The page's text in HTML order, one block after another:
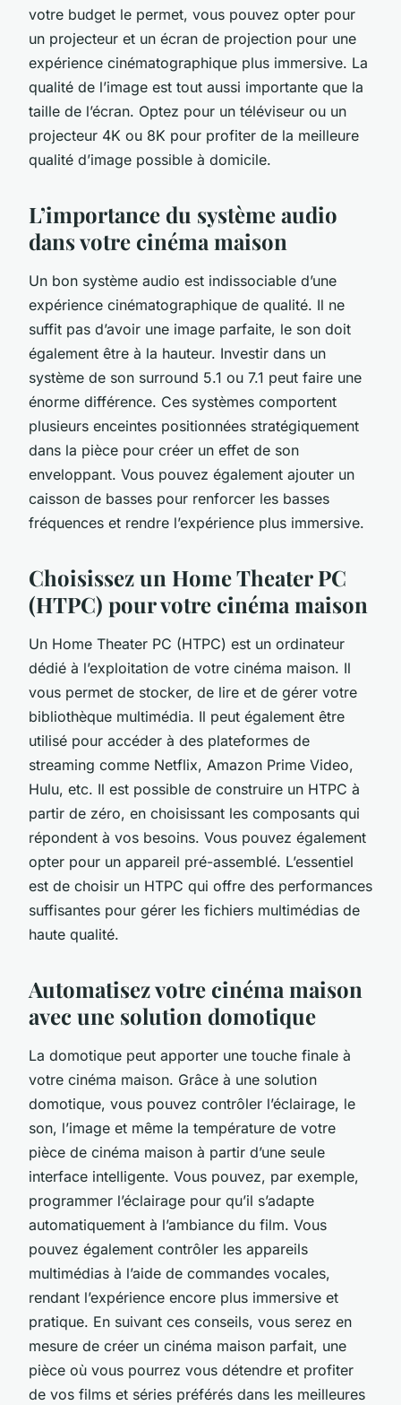
votre budget le permet, vous pouvez opter pour
un projecteur et un écran de projection pour une
expérience cinématographique plus immersive. La
qualité de l’image est tout aussi importante que la
taille de l’écran. Optez pour un téléviseur ou un
projecteur 4K ou 8K pour profiter de la meilleure
qualité d’image possible à domicile.
L’importance du système audio
dans votre cinéma maison
Un bon système audio est indissociable d’une
expérience cinématographique de qualité. Il ne
suffit pas d’avoir une image parfaite, le son doit
également être à la hauteur. Investir dans un
système de son surround 5.1 ou 7.1 peut faire une
énorme différence. Ces systèmes comportent
plusieurs enceintes positionnées stratégiquement
dans la pièce pour créer un effet de son
enveloppant. Vous pouvez également ajouter un
caisson de basses pour renforcer les basses
fréquences et rendre l’expérience plus immersive.
Choisissez un Home Theater PC
(HTPC) pour votre cinéma maison
Un Home Theater PC (HTPC) est un ordinateur
dédié à l’exploitation de votre cinéma maison. Il
vous permet de stocker, de lire et de gérer votre
bibliothèque multimédia. Il peut également être
utilisé pour accéder à des plateformes de
streaming comme Netflix, Amazon Prime Video,
Hulu, etc. Il est possible de construire un HTPC à
partir de zéro, en choisissant les composants qui
répondent à vos besoins. Vous pouvez également
opter pour un appareil pré-assemblé. L’essentiel
est de choisir un HTPC qui offre des performances
suffisantes pour gérer les fichiers multimédias de
haute qualité.
Automatisez votre cinéma maison
avec une solution domotique
La domotique peut apporter une touche finale à
votre cinéma maison. Grâce à une solution
domotique, vous pouvez contrôler l’éclairage, le
son, l’image et même la température de votre
pièce de cinéma maison à partir d’une seule
interface intelligente. Vous pouvez, par exemple,
programmer l’éclairage pour qu’il s’adapte
automatiquement à l’ambiance du film. Vous
pouvez également contrôler les appareils
multimédias à l’aide de commandes vocales,
rendant l’expérience encore plus immersive et
pratique. En suivant ces conseils, vous serez en
mesure de créer un cinéma maison parfait, une
pièce où vous pourrez vous détendre et profiter
de vos films et séries préférés dans les meilleures